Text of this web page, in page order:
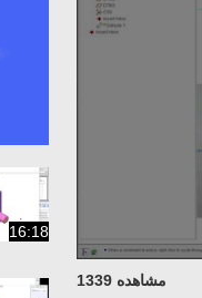
مشاهده 1339
16:18